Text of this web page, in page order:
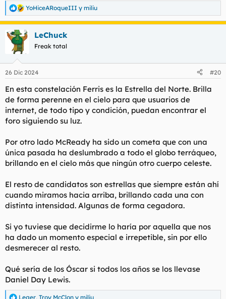
R
e
a
c
c
e
:
YoHiceARoqueIII y miliu
LeChuck
Freak total
26 Dic 2024 #20
En esta constelación Ferris es la Estrella del Norte. Brilla
de forma perenne en el cielo para que usuarios de
internet, de todo tipo y condición, puedan encontrar el
foro siguiendo su luz.
Por otro lado McReady ha sido un cometa que con una
única pasada ha deslumbrado a todo el globo terráqueo,
brillando en el cielo más que ningún otro cuerpo celeste.
El resto de candidatos son estrellas que siempre están ahí
cuando miramos hacia arriba, brillando cada una con
distinta intensidad. Algunas de forma cegadora.
Si yo tuviese que decidirme lo haría por aquella que nos
ha dado un momento especial e irrepetible, sin por ello
desmerecer al resto.
Qué sería de los Óscar si todos los años se los llevase
Daniel Day Lewis.
Leger, Troy McClon y miliu